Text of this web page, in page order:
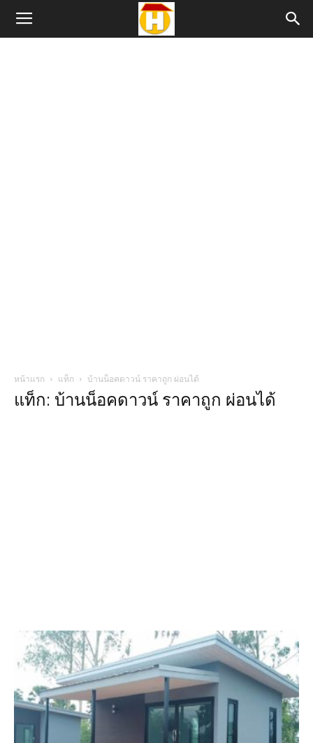
หน้าแรก แท็ก บ้านน็อคดาวน์ ราคาถูก ผ่อนได้
แท็ก: บ้านน็อคดาวน์ ราคาถูก ผ่อนได้